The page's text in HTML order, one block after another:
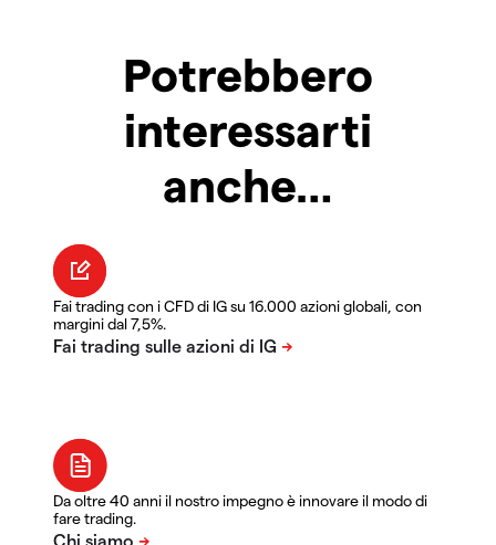
Potrebbero
interessarti
anche…
Fai trading con i CFD di IG su 16.000 azioni globali, con
margini dal 7,5%.
Da oltre 40 anni il nostro impegno è innovare il modo di
fare trading.